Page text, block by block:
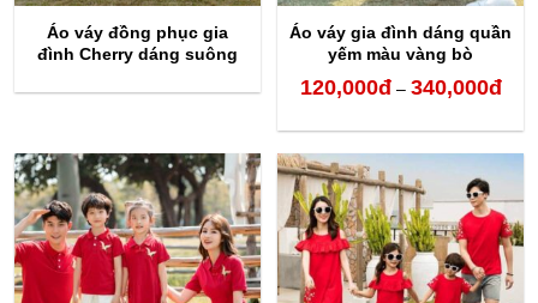
Áo váy đồng phục gia
đình Cherry dáng suông
Áo váy gia đình dáng quần
yếm màu vàng bò
AGD0214
120,000đ – 340,000đ
từ
đến